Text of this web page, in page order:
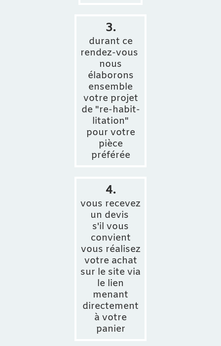
3.
durant ce
rendez-vous
nous
élaborons
ensemble
votre projet
de "re-habit-
litation"
pour votre
pièce
préférée
4.
vous recevez
un devis
s'il vous
convient
vous réalisez
votre achat
sur le site via
le lien
menant
directement
à votre
panier